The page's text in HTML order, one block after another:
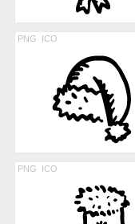
PNG ICO
PNG ICO